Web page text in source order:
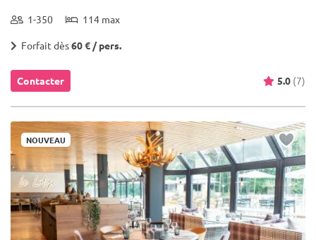
1-350 114 max
Forfait dès60 € / pers.
Contacter 5.0 (7)
NOUVEAU